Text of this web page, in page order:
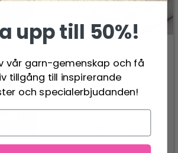
VADD 300 GRAM
74.95 SEK
upp till 50%!
vår garn-gemenskap och få
tillgång till inspirerande
och specialerbjudanden!